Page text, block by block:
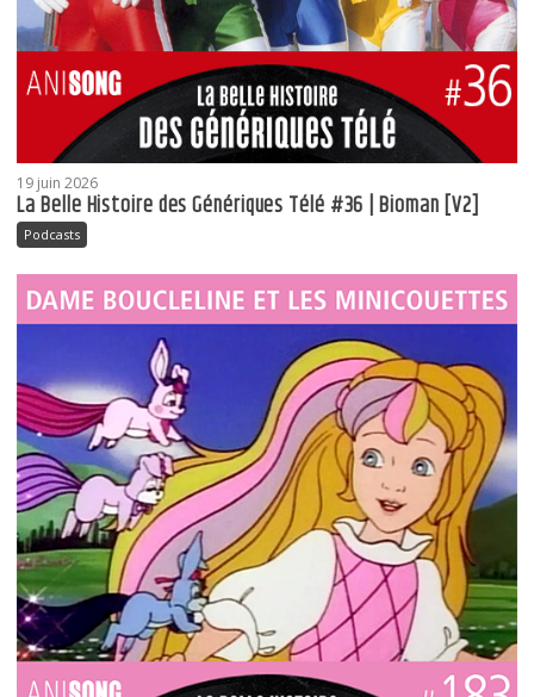
19 juin 2026
La Belle Histoire des Génériques Télé #36 | Bioman [V2]
Podcasts